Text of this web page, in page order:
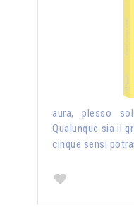
aura, plesso
Qualunque sia il
cinque sensi